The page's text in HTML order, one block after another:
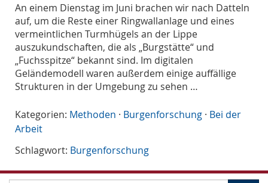
An einem Dienstag im Juni brachen wir nach Datteln
auf, um die Reste einer Ringwallanlage und eines
vermeintlichen Turmhügels an der Lippe
auszukundschaften, die als „Burgstätte“ und
„Fuchsspitze“ bekannt sind. Im digitalen
Geländemodell waren außerdem einige auffällige
Strukturen in der Umgebung zu sehen …
Kategorien: Methoden · Burgenforschung · Bei der
Arbeit
Schlagwort: Burgenforschung